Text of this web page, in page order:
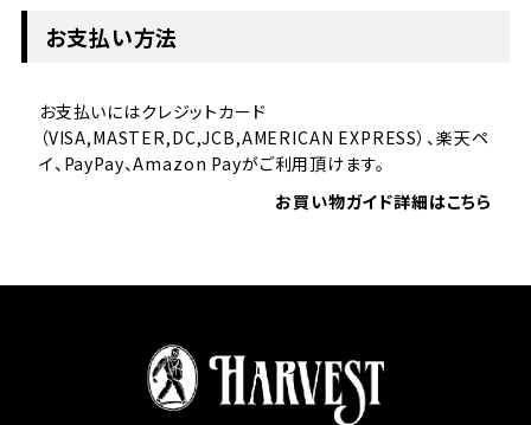
お支払い方法
お支払いにはクレジットカード
（VISA,MASTER,DC,JCB,AMERICAN EXPRESS）、楽天ペ
イ、PayPay、Amazon Payがご利用頂けます。
お買い物ガイド詳細はこちら